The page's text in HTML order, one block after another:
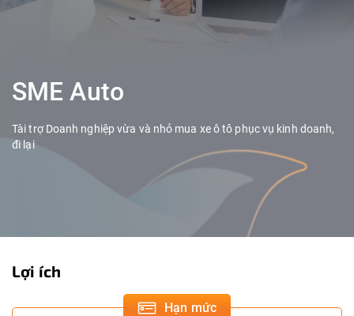
SME Auto
Tài trợ Doanh nghiệp vừa và nhỏ mua xe ô tô phục vụ kinh doanh,
đi lại
Lợi ích
Hạn mức